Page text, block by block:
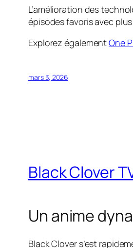
L’amélioration des
épisodes favoris avec
Explorez égalementOne
mars 3, 2026
Black Clover
Un anime
Black Clover s’est